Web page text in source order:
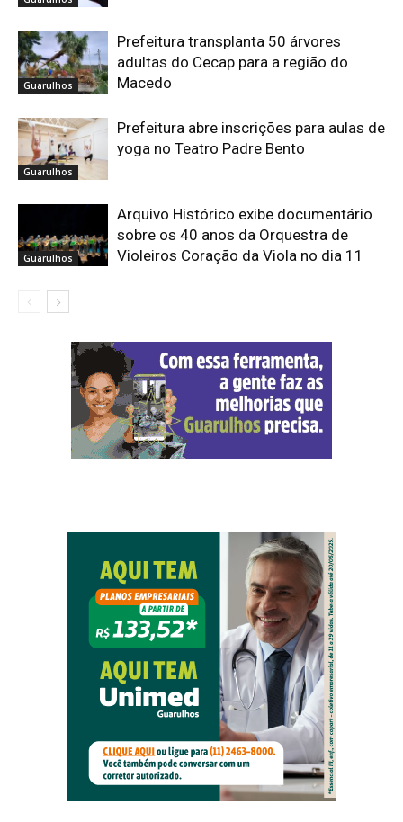
Guarulhos
Prefeitura transplanta 50 árvores
adultas do Cecap para a região do
Macedo
Guarulhos
Prefeitura abre inscrições para aulas de
yoga no Teatro Padre Bento
Guarulhos
Arquivo Histórico exibe documentário
sobre os 40 anos da Orquestra de
Violeiros Coração da Viola no dia 11